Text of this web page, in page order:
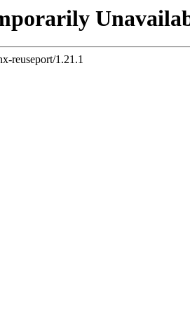
reuseport/1.21.1